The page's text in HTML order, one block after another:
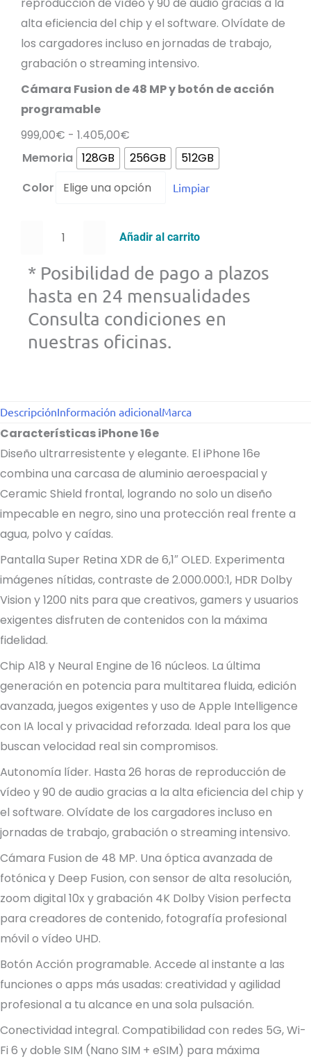
alta eficiencia del chip y el software. Olvídate de
los cargadores incluso en jornadas de trabajo,
grabación o streaming intensivo.
Cámara Fusion de 48 MP y botón de acción
programable
999,00€ - 1.405,00€
de
precios:
desde
hasta
Memoria 128GB 256GB
512GB
Color
Limpiar
iPhone
e
Añadir al carrito
* Posibilidad de pago a plazos
hasta en 24 mensualidades
Consulta condiciones en
nuestras oficinas.
DescripciónInformación adicionalMarca
Características iPhone 16e
Diseño ultrarresistente y elegante. El iPhone 16e
combina una carcasa de aluminio aeroespacial y
Ceramic Shield frontal, logrando no solo un diseño
impecable en negro, sino una protección real frente a
agua, polvo y caídas.
Pantalla Super Retina XDR de 6,1″ OLED. Experimenta
imágenes nítidas, contraste de 2.000.000:1, HDR Dolby
Vision y 1200 nits para que creativos, gamers y usuarios
exigentes disfruten de contenidos con la máxima
fidelidad.
Chip A18 y Neural Engine de 16 núcleos. La última
generación en potencia para multitarea fluida, edición
avanzada, juegos exigentes y uso de Apple Intelligence
con IA local y privacidad reforzada. Ideal para los que
buscan velocidad real sin compromisos.
Autonomía líder. Hasta 26 horas de reproducción de
vídeo y 90 de audio gracias a la alta eficiencia del chip y
el software. Olvídate de los cargadores incluso en
jornadas de trabajo, grabación o streaming intensivo.
Cámara Fusion de 48 MP. Una óptica avanzada de
fotónica y Deep Fusion, con sensor de alta resolución,
zoom digital 10x y grabación 4K Dolby Vision perfecta
para creadores de contenido, fotografía profesional
móvil o vídeo UHD.
Botón Acción programable. Accede al instante a las
funciones o apps más usadas: creatividad y agilidad
profesional a tu alcance en una sola pulsación.
Conectividad integral. Compatibilidad con redes 5G, Wi-
Fi 6 y doble SIM (Nano SIM + eSIM) para máxima